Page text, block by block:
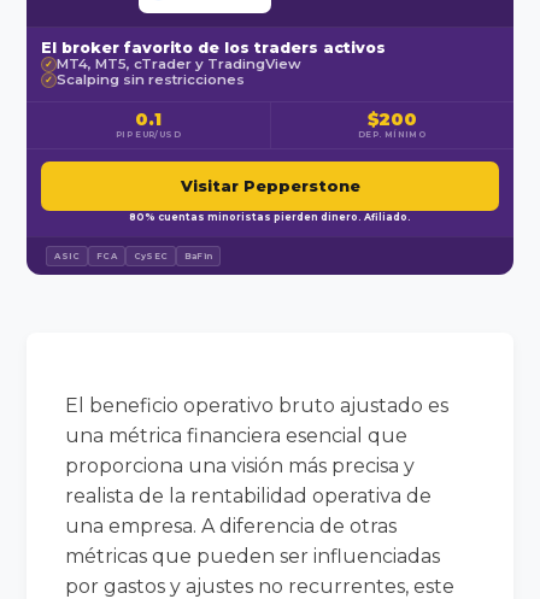
El broker favorito de los traders activos
✓ MT4, MT5, cTrader y TradingView
✓ Scalping sin restricciones
0.1
PIP EUR/USD
$200
DEP. MÍNIMO
Visitar Pepperstone
80% cuentas minoristas pierden dinero. Afiliado.
ASIC FCA CySEC BaFin
El beneficio operativo bruto ajustado es
una métrica financiera esencial que
proporciona una visión más precisa y
realista de la rentabilidad operativa de
una empresa. A diferencia de otras
métricas que pueden ser influenciadas
por gastos y ajustes no recurrentes, este